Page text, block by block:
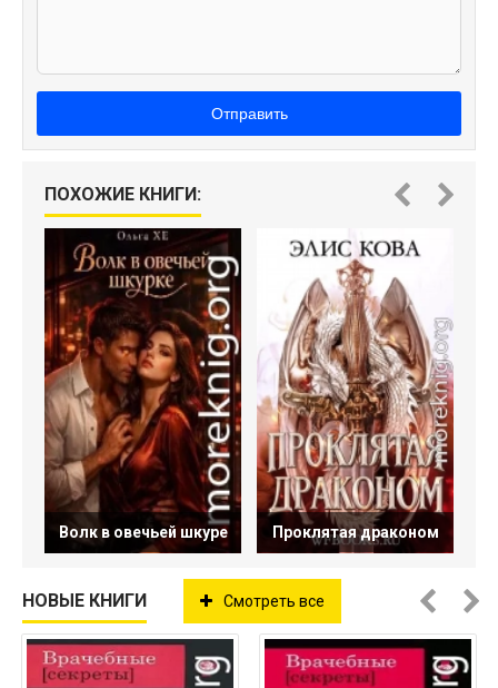
Отправить
ПОХОЖИЕ КНИГИ:
Волк в овечьей шкуре Проклятая драконом
НОВЫЕ КНИГИ Смотреть все